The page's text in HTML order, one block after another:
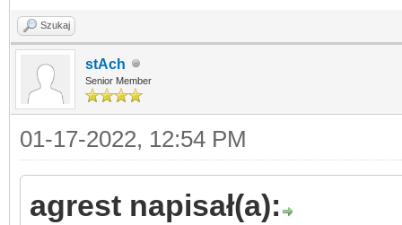
}
Szukaj
stAch
Senior Member
01-17-2022, 12:54 PM
agrest napisał(a):